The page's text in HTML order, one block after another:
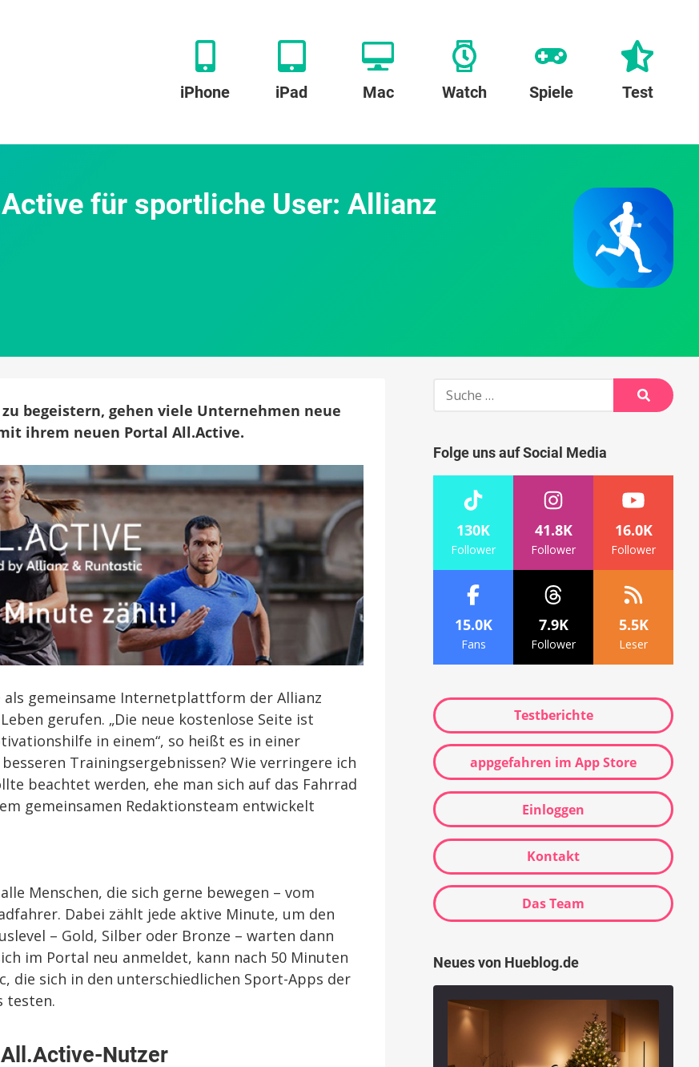
iPhone iPad Mac Watch Spiele Test
für sportliche User: Allianz
begeistern, gehen viele Unternehmen neue
ihrem neuen Portal All.Active.
gemeinsame Internetplattform der Allianz
gerufen. „Die neue kostenlose Seite ist
in einem“, so heißt es in einer
Trainingsergebnissen? Wie verringere ich
beachtet werden, ehe man sich auf das Fahrrad
gemeinsamen Redaktionsteam entwickelt
Menschen, die sich gerne bewegen – vom
Dabei zählt jede aktive Minute, um den
– Gold, Silber oder Bronze – warten dann
im Portal neu anmeldet, kann nach 50 Minuten
die sich in den unterschiedlichen Sport-Apps der
testen.
Nutzer
Suche
Suche
Folge uns auf Social Media
130K
Follower
41.8K
Follower
16.0K
Follower
15.0K
Fans
7.9K
Follower
5.5K
Leser
Testberichte
appgefahren im App Store
Einloggen
Kontakt
Das Team
Neues von Hueblog.de